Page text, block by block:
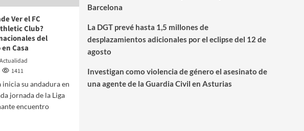
Ver el FC
Club?
del
Casa
1411
inicia su andadura en
jornada de la Liga
encuentro
Barcelona
La DGT prevé hasta 1,5 millones de
desplazamientos adicionales por el eclipse del 12 de
agosto
Investigan como violencia de género el asesinato de
una agente de la Guardia Civil en Asturias